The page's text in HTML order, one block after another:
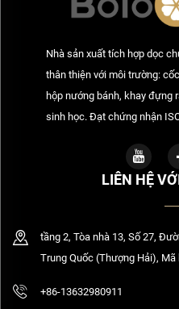
Nhà sản xuất tích hợp dọc
thân thiện với môi trường:
hộp nướng bánh, khay đựng
sinh học. Đạt chứng nhận
LIÊN HỆ
tầng 2, Tòa nhà 13, Số 27,
Trung Quốc (Thượng Hải),
+86-13632980911